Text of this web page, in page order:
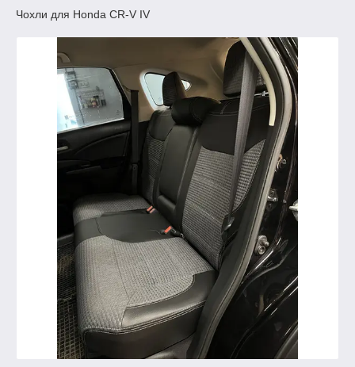
Чохли для Honda CR-V IV